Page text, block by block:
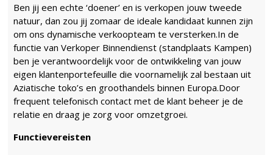
Ben jij een echte ‘doener’ en is verkopen jouw tweede
natuur, dan zou jij zomaar de ideale kandidaat kunnen zijn
om ons dynamische verkoopteam te versterken.In de
functie van Verkoper Binnendienst (standplaats Kampen)
ben je verantwoordelijk voor de ontwikkeling van jouw
eigen klantenportefeuille die voornamelijk zal bestaan uit
Aziatische toko’s en groothandels binnen Europa.Door
frequent telefonisch contact met de klant beheer je de
relatie en draag je zorg voor omzetgroei.
Functievereisten